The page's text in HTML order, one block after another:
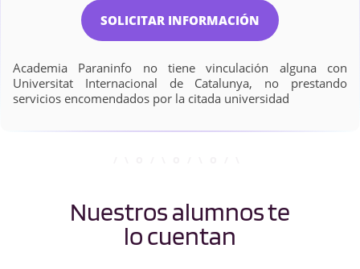
SOLICITAR INFORMACIÓN
Academia Paraninfo no tiene vinculación alguna con
Universitat Internacional de Catalunya, no prestando
servicios encomendados por la citada universidad
Nuestros alumnos te
lo cuentan